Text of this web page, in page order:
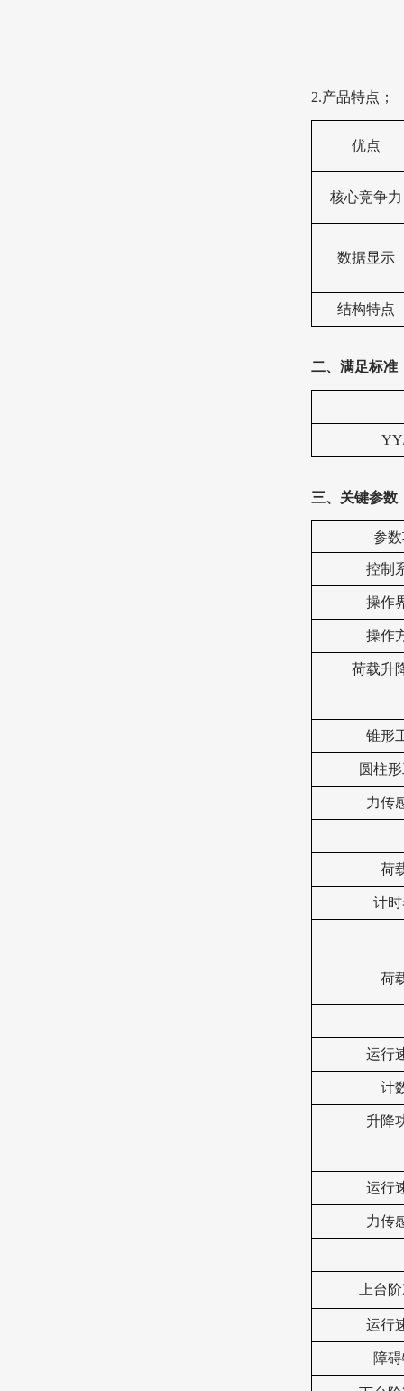
2.产品特点；
优点
核心竞争力
数据显示
结构特点
二、满足标准
三、关键参数
参
控制
操作
操作
荷载升
锥形
圆柱
力传
荷
计
荷
运行
计
升降
运行
力传
上台
运行
障